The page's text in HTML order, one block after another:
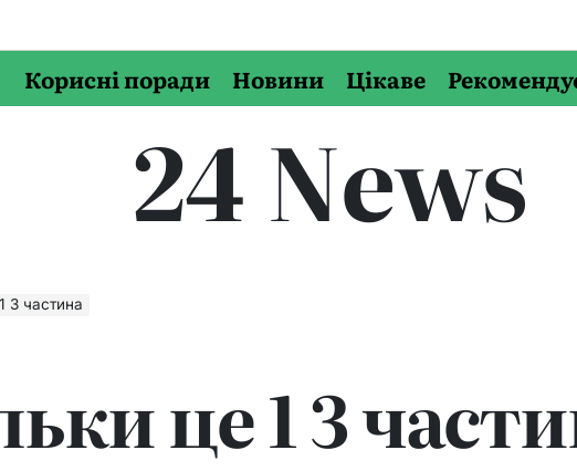
Корисні поради Новини Цікаве
24 News
3 частина
це 1 3